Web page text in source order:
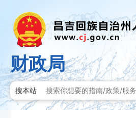
财政局
搜本站